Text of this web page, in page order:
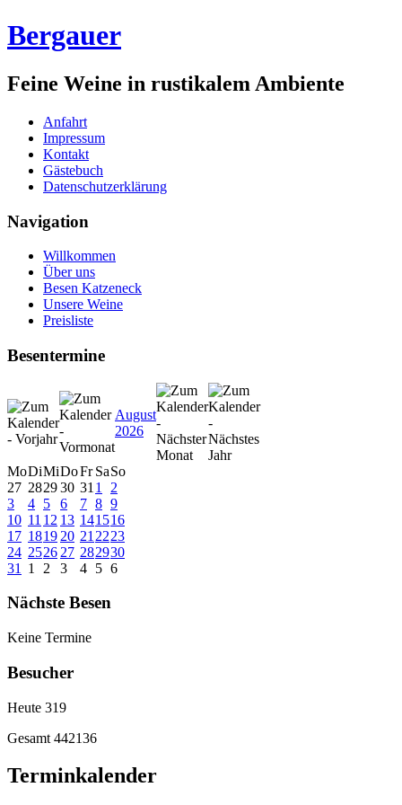
Bergauer
Feine Weine in rustikalem Ambiente
Anfahrt
Impressum
Kontakt
Gästebuch
Datenschutzerklärung
Navigation
Willkommen
Über uns
Besen Katzeneck
Unsere Weine
Preisliste
Besentermine
August
2026
MoDiMiDoFr SaSo
27 282930 31 1
2
3
4 5 6 7 8 9
10 11 12 13 141516
17 1819 20 21 2223
24 2526 27 282930
31
1 2 3 4 5 6
Nächste Besen
Keine Termine
Besucher
Heute 319
Gesamt 442136
Terminkalender